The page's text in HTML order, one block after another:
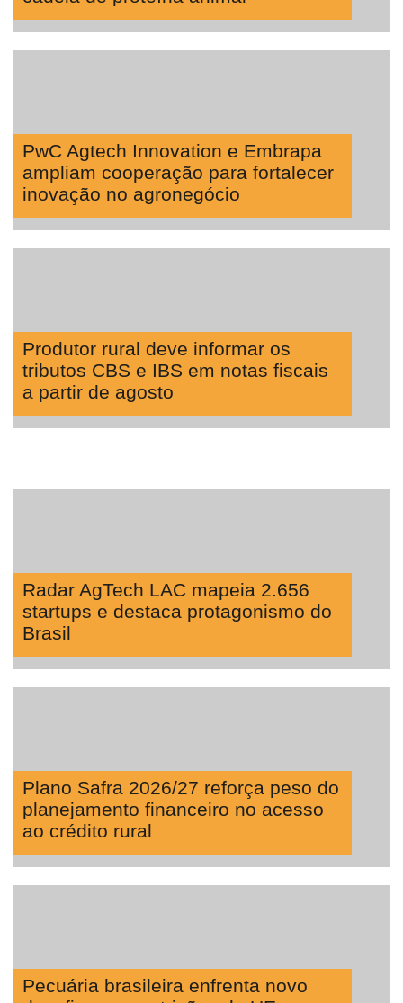
Agro
ONE
CHB
PwC Agtech Innovation e Embrapa
ampliam cooperação para fortalecer
inovação no agronegócio
Produtor rural deve informar os
tributos CBS e IBS em notas fiscais
a partir de agosto
Radar AgTech LAC mapeia 2.656
startups e destaca protagonismo do
Brasil
Plano Safra 2026/27 reforça peso do
planejamento financeiro no acesso
ao crédito rural
Pecuária brasileira enfrenta novo